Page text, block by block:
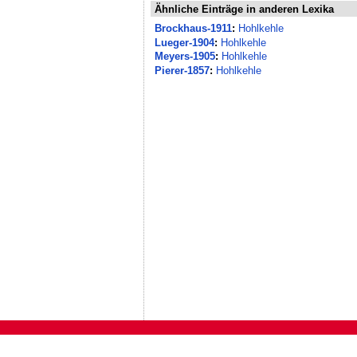
Ähnliche Einträge in anderen Lexika
Brockhaus-1911: Hohlkehle
Lueger-1904: Hohlkehle
Meyers-1905: Hohlkehle
Pierer-1857: Hohlkehle